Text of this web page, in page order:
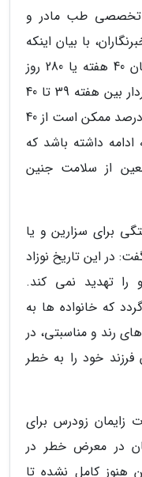
تخصصی طب مادر و
با بیان اینکه
سن بارداری کامل و تاریخ ختم زایمان 40 هفته یا 280 روز
است، اظهار کرد: بیشتر خانم های باردار بین هفته 39 تا 40
بارداری زایمان می نمایند و حدود 10 درصد ممکن است از 40
و حدبیشتر تا 42 هفته ادامه داشته باشد که
از سلامت جنین
اینکه معمولا سن 39 هفتگی برای سزارین و یا
در این تاریخ نوزاد
تهدید نمی کند.
که خانواده ها به
رند و مناسبتی، در
فرزند خود را به خطر
زایمان زودرس برای
در معرض خطر در
هنوز کامل نشده تا